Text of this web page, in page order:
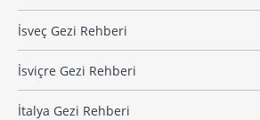
İsveç Gezi Rehberi
İsviçre Gezi Rehberi
İtalya Gezi Rehberi